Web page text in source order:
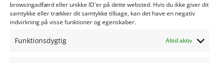
browsingadfærd eller unikke ID'er på dette websted. Hvis du ikke giver dit
samtykke eller trækker dit samtykke tilbage, kan det have en negativ
indvirkning på visse funktioner og egenskaber.
Funktionsdygtig Altid aktiv
juni 2024
maj 2024